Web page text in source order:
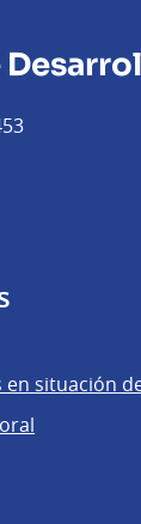
situación